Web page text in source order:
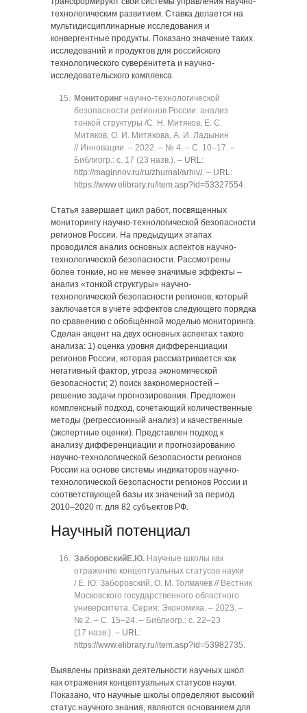
технологическим развитием. Ставка делается на
мультидисциплинарные исследования и
конвергентные продукты. Показано значение таких
исследований и продуктов для российского
технологического суверенитета и научно-
исследовательского комплекса.
Мониторинг научно-технологической
безопасности регионов России: анализ
тонкой структуры /С. Н. Митяков, Е. С.
Митяков, О. И. Митякова, А. И. Ладынин
// Инновации. ‒ 2022. ‒ № 4. ‒ C. 10‒17. ‒
Библиогр.: с. 17 (23 назв.). ‒ URL:
http://maginnov.ru/ru/zhurnal/arhiv/. ‒ URL:
https://www.elibrary.ru/item.asp?id=53327554.
Статья завершает цикл работ, посвященных
мониторингу научно-технологической безопасности
регионов России. На предыдущих этапах
проводился анализ основных аспектов научно-
технологической безопасности. Рассмотрены
более тонкие, но не менее значимые эффекты ‒
анализ «тонкой структуры» научно-
технологической безопасности регионов, который
заключается в учёте эффектов следующего порядка
по сравнению с обобщённой моделью мониторинга.
Сделан акцент на двух основных аспектах такого
анализа: 1) оценка уровня дифференциации
регионов России, которая рассматривается как
негативный фактор, угроза экономической
безопасности; 2) поиск закономерностей ‒
решение задачи прогнозирования. Предложен
комплексный подход, сочетающий количественные
методы (регрессионный анализ) и качественные
(экспертные оценки). Представлен подход к
анализу дифференциации и прогнозированию
научно-технологической безопасности регионов
России на основе системы индикаторов научно-
технологической безопасности регионов России и
соответствующей базы их значений за период
2010‒2020 гг. для 82 субъектов РФ.
Научный потенциал
ЗаборовскийЕ.Ю. Научные школы как
отражение концептуальных статусов науки
/ Е. Ю. Заборовский, О. М. Толмачев // Вестник
Московского государственного областного
университета. Серия: Экономика. ‒ 2023. ‒
№ 2. ‒ C. 15‒24. ‒ Библиогр.: с. 22‒23
(17 назв.). ‒ URL:
https://www.elibrary.ru/item.asp?id=53982735.
Выявлены признаки деятельности научных школ
как отражения концептуальных статусов науки.
Показано, что научные школы определяют высокий
статус научного знания, являются основанием для